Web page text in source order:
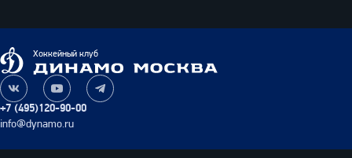
Cars
Динамо
Москва
Хоккейный клуб
+7 (495)120-90-00
info@dynamo.ru
Наша
группа
ВКонтакте
Наш
канал
на
Наш
канал